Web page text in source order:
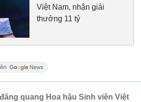
Việt Nam, nhận giải
thưởng 11 tỷ
quang Hoa hậu Sinh viên Việt